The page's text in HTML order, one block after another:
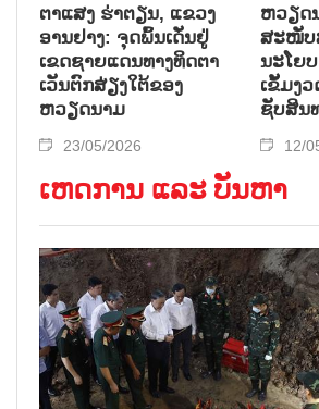
ຕາ​ແສງ ຮ່າ​ຕຽນ, ແຂວງ
ອານ​ຢາງ: ຈຸດ​ພ​ົ້ນ​ເດັ່ນ​ຢູ່​
ເຂດ​ຊາຍ​ແດນ​ທາງ​ທິດ​ຕາ​
ເວັນ​ຕົກ​ສ່ຽງ​ໃຕ້​ຂອງ
ຫວຽດນາມ
23/05/2026
ຫວຽດ
ສະໜັ
ນະໂຍ
ເຂັ້ມງ
ຊັບສິນ
12/
ເຫດການ ແລະ ບັນຫາ